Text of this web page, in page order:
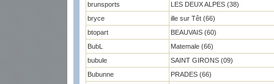
brunsports
LES DEUX ALPES (38)
bryce
ille sur Têt (66)
btopart
BEAUVAIS (60)
BubL
Matemale (66)
bubule
SAINT GIRONS (09)
Bubunne
PRADES (66)